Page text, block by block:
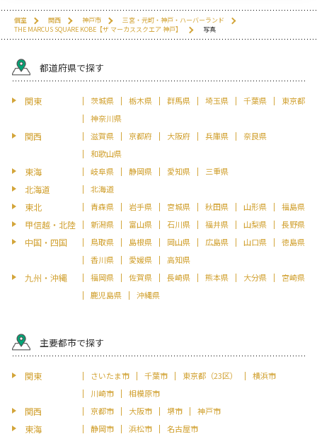
個室 関西 神戸市
三宮・元町・神戸・ハーバーランド
THE MARCUS SQUARE KOBE【ザ マーカススクエア 神戸】
写真
都道府県で探す
関東 茨城県 栃木県 群馬県 埼玉県 千葉県
東京都
神奈川県
関西 滋賀県 京都府 大阪府 兵庫県
奈良県
和歌山県
東海 岐阜県 静岡県 愛知県 三重県
北海道 北海道
東北 青森県 岩手県 宮城県 秋田県 山形県 福島県
甲信越・北陸 新潟県 富山県 石川県 福井県 山梨県 長野県
中国・四国 鳥取県 島根県 岡山県 広島県 山口県
徳島県
香川県
愛媛県 高知県
九州・沖縄 福岡県 佐賀県 長崎県 熊本県 大分県
宮崎県
鹿児島県
沖縄県
主要都市で探す
関東 さいたま市 千葉市 東京都（23区）
横浜市
川崎市
相模原市
関西 京都市 大阪市 堺市 神戸市
東海 静岡市 浜松市 名古屋市